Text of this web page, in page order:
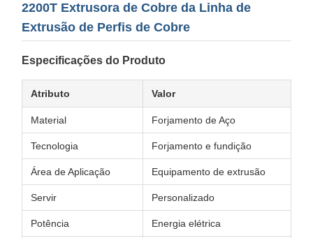
2200T Extrusora de Cobre da Linha de
Extrusão de Perfis de Cobre
Especificações do Produto
Atributo Valor
Material Forjamento de Aço
Tecnologia Forjamento e fundição
Área de Aplicação Equipamento de extrusão
Servir Personalizado
Potência Energia elétrica